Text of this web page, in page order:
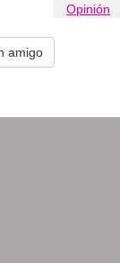
Opinión
amigo